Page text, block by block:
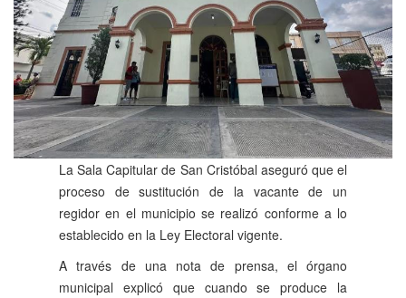
La Sala Capitular de San Cristóbal aseguró que el
proceso de sustitución de la vacante de un
regidor en el municipio se realizó conforme a lo
establecido en la Ley Electoral vigente.
A través de una nota de prensa, el órgano
municipal explicó que cuando se produce la